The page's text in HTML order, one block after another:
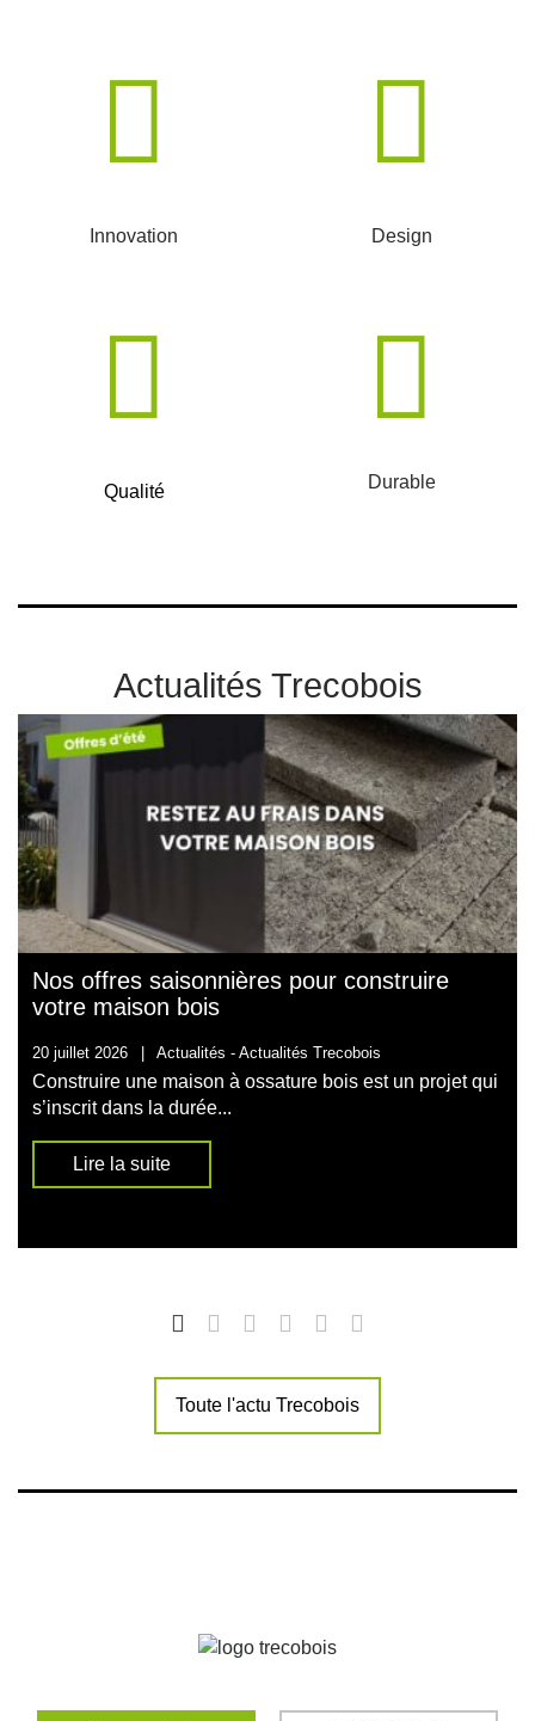
Innovation Design
Qualité Durable
Actualités Trecobois
Nos offres saisonnières pour construire
votre maison bois
20 juillet 2026 Actualités - Actualités Trecobois
Construire une maison à ossature bois est un projet qui
s’inscrit dans la durée...
Lire la suite
Toute l'actu Trecobois